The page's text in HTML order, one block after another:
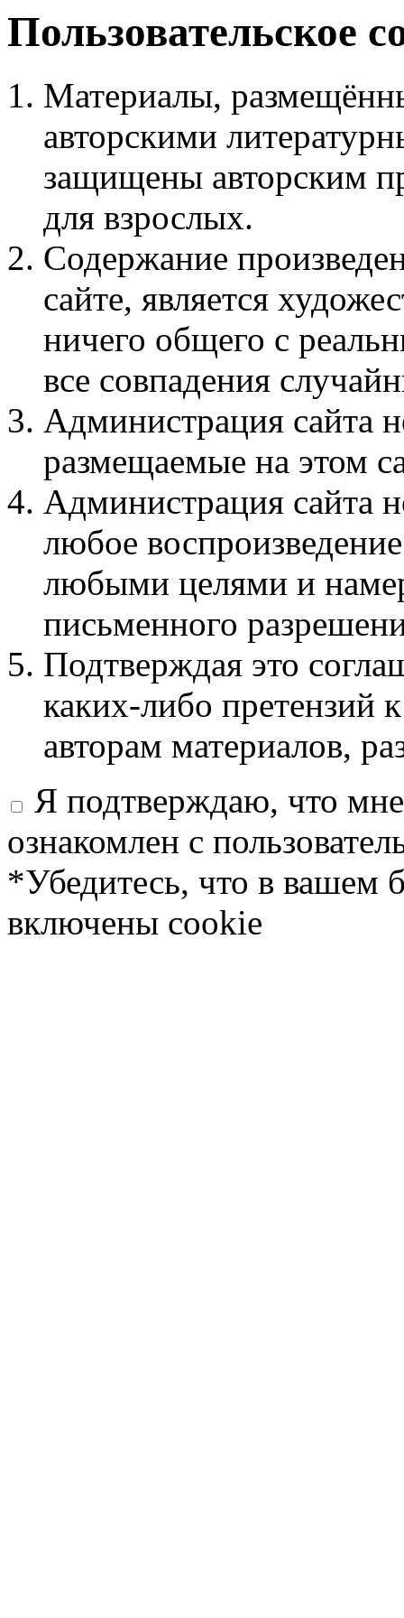
Пользовательское
Материалы,
авторскими
защищены авторским
для взрослых.
Содержание
сайте, является
ничего общего с
все совпадения
Администрация сайта
размещаемые на этом
Администрация сайта
любое
любыми целями и
письменного
Подтверждая это
каких-либо претензий
авторам материалов,
Я подтверждаю, что
ознакомлен с
*Убедитесь, что в вашем
включены cookie